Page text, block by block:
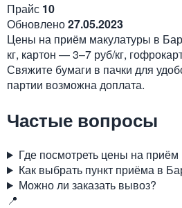
Прайс 10
Обновлено27.05.2023
Цены на приём макулатуры в
кг, картон — 3–7 руб/кг,
Свяжите бумаги в пачки для
партии возможна доплата.
Частые вопросы
Где посмотреть цены на
Как выбрать пункт приёма в
Можно ли заказать вывоз?
📍